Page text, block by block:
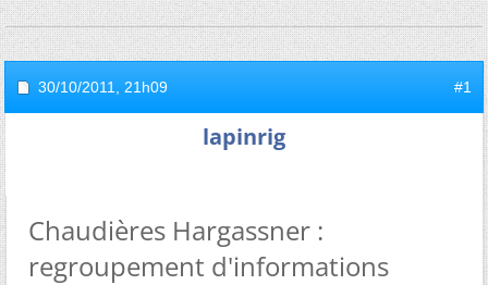
30/10/2011, 21h09 #1
lapinrig
Chaudières Hargassner :
regroupement d'informations